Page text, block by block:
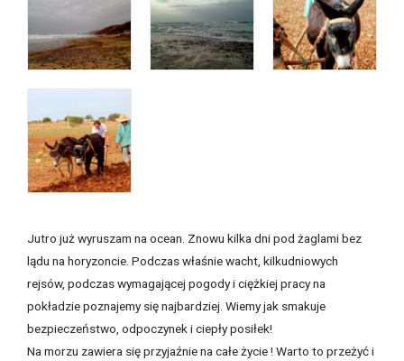
Jutro już wyruszam na ocean. Znowu kilka dni pod żaglami bez
lądu na horyzoncie. Podczas właśnie wacht, kilkudniowych
rejsów, podczas wymagającej pogody i ciężkiej pracy na
pokładzie poznajemy się najbardziej. Wiemy jak smakuje
bezpieczeństwo, odpoczynek i ciepły posiłek!
Na morzu zawiera się przyjaźnie na całe życie ! Warto to przeżyć i